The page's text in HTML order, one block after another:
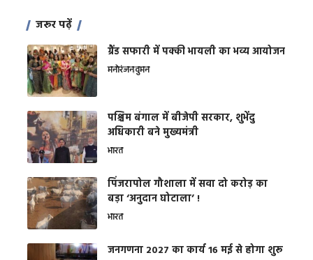
जरूर पढ़ें
ग्रैंड सफारी में पक्की भायली का भव्य आयोजन
मनोरंजनवुमन
पश्चिम बंगाल में बीजेपी सरकार, शुभेंदु
अधिकारी बने मुख्यमंत्री
भारत
​पिंजरापोल गौशाला में सवा दो करोड़ का
बड़ा ‘अनुदान घोटाला’ !
भारत
जनगणना 2027 का कार्य 16 मई से होगा शुरू